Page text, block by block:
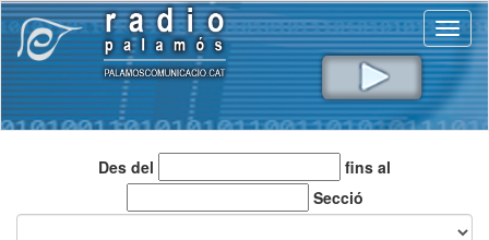
Des del
fins al
Secció